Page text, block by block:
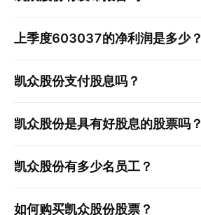
上季度603037的净利润是多少？
凯众股份支付股息吗？
凯众股份是具有好股息的股票吗？
凯众股份有多少名员工？
如何购买凯众股份股票？